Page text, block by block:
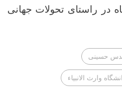
در راستای تحولات جهانی
حسینی
وارث الانبیاء